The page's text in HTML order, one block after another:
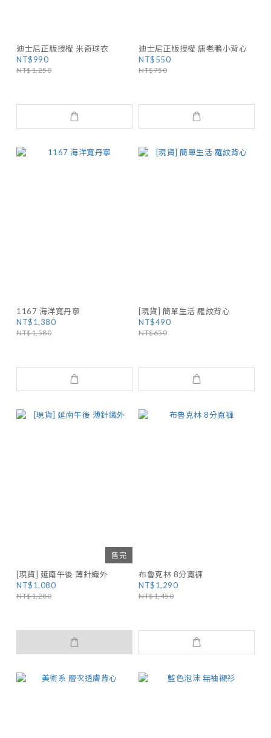
迪士尼正版授權 米奇球衣
NT$990
NT$1,250
迪士尼正版授權 唐老鴨小背心
NT$550
NT$750
1167 海洋寬丹寧
NT$1,380
NT$1,580
[現貨] 簡單生活 羅紋背心
NT$490
NT$650
售完
[現貨] 延南午後 薄針織外
NT$1,080
NT$1,280
布魯克林 8分寬褲
NT$1,290
NT$1,450